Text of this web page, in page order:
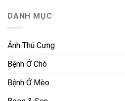
DANH MỤC
Ảnh Thú Cưng
Bệnh Ở Chó
Bệnh Ở Mèo